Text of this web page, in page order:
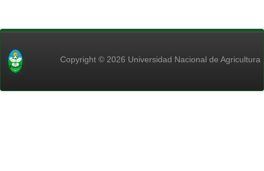
Copyright © 2026 Universidad Nacional de Agricultura